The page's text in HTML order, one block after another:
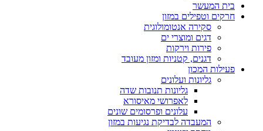
בית המעשר
חרקים וטפילים במזון
סקירה אנטומולוגית
דגים ומוצרי ים
פירות וירקות
דגנים, קטניות ומזון מעובד
פעילות המכון
גליונות ועלונים
גליונות תנובות שדה
לאפרושי מאיסורא
עלונים ופרסומים שונים
המעבדה לבדיקת נגיעות במזון